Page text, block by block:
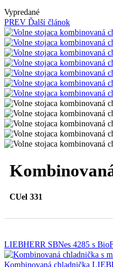
Kávy
Uncategorized
ÚvodVoľne stojace
Vypredané
PREVĎalší článok